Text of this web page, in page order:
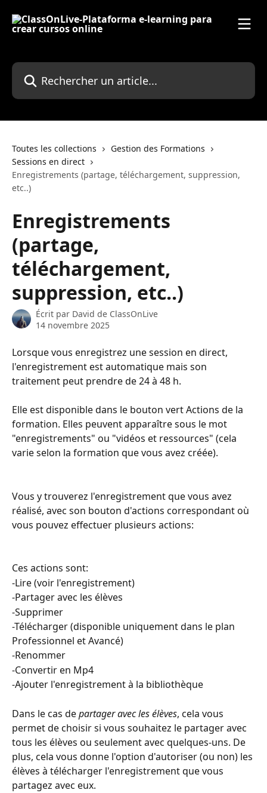
Rechercher un article...
Toutes les collections
Gestion des Formations
Sessions en direct
Enregistrements (partage, téléchargement, suppression,
etc..)
Enregistrements
(partage,
téléchargement,
suppression, etc..)
Écrit par David de ClassOnLive
14 novembre 2025
Lorsque vous enregistrez une session en direct,
l'enregistrement est automatique mais son
traitement peut prendre de 24 à 48 h.
Elle est disponible dans le bouton vert Actions de la
formation. Elles peuvent apparaître sous le mot
"enregistrements" ou "vidéos et ressources" (cela
varie selon la formation que vous avez créée).
Vous y trouverez l'enregistrement que vous avez
réalisé, avec son bouton d'actions correspondant où
vous pouvez effectuer plusieurs actions:
Ces actions sont:
-Lire (voir l'enregistrement)
-Partager avec les élèves
-Supprimer
-Télécharger (disponible uniquement dans le plan
Professionnel et Avancé)
-Renommer
-Convertir en Mp4
-Ajouter l'enregistrement à la bibliothèque
Dans le cas de partager avec les élèves, cela vous
permet de choisir si vous souhaitez le partager avec
tous les élèves ou seulement avec quelques-uns. De
plus, cela vous donne l'option d'autoriser (ou non) les
élèves à télécharger l'enregistrement que vous
partagez avec eux.